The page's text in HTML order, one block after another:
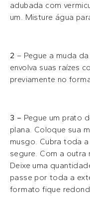
adubada com
um. Misture água
2 – Pegue a muda
envolva suas raízes
previamente no
3 – Pegue um prato
plana. Coloque sua
musgo. Cubra toda
segure. Com a outra
Deixe uma
passe por toda a
formato fique